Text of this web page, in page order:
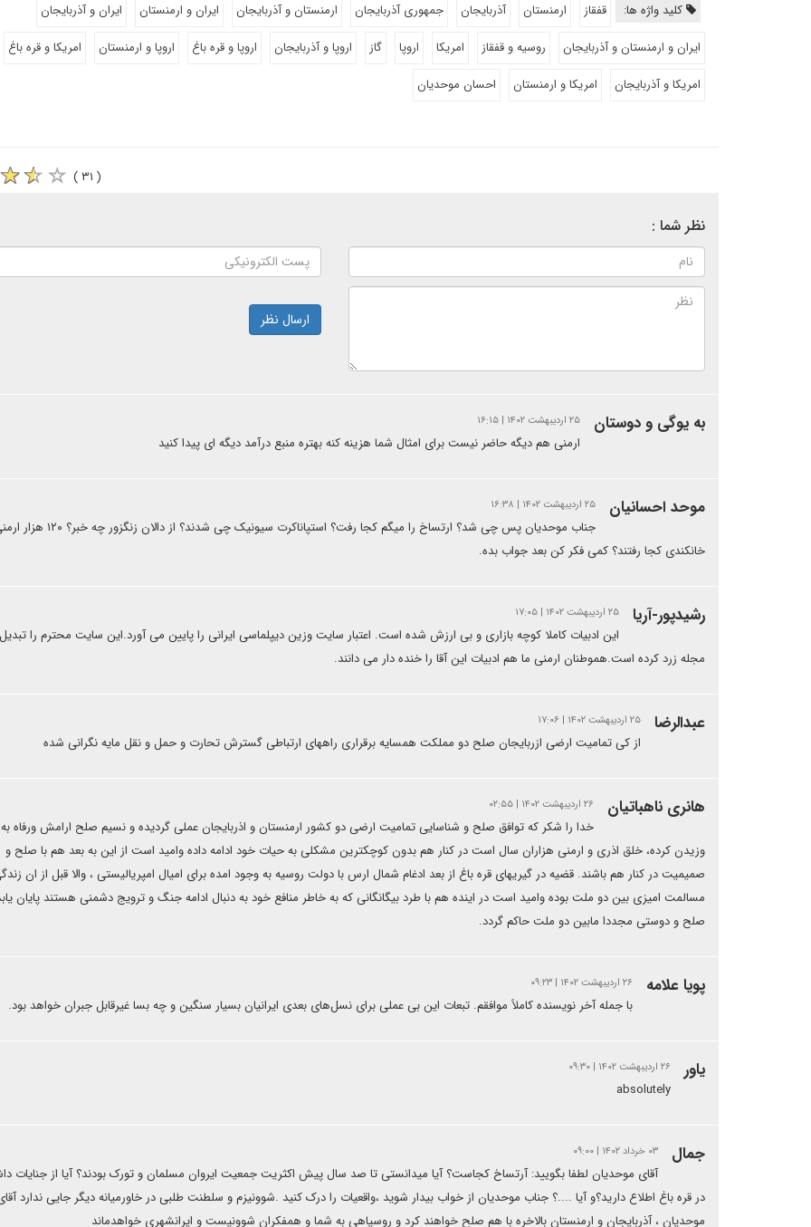
کلید واژه ها: قفقاز ارمنستان آذربایجان جمهوری آذربایجان ارمنستان و آذربایجان ایران و ارمنستان
ایران و آذربایجان
ایران و ارمنستان و آذربایجان
روسیه و قفقاز امریکا اروپا گاز اروپا و آذربایجان اروپا و قره باغ اروپا و ارمنستان
امریکا و قره باغ
امریکا و آذربایجان
امریکا و ارمنستان احسان موحدیان
( ۳۱ )
نظر شما :
ارسال نظر
به یوگی و دوستان ۲۵ اردیبهشت ۱۴۰۲ | ۱۶:۱۵
ارمنی هم دیگه حاضر نیست برای امثال شما هزینه کنه بهتره منبع درآمد دیگه ای پیدا کنید
موحد احسانیان ۲۵ اردیبهشت ۱۴۰۲ | ۱۶:۳۸
جناب موحدیان پس چی شد؟ ارتساخ را میگم کجا رفت؟ استپاناکرت سیونیک چی شدند؟ از دالان زنگزور
خانکندی کجا رفتند؟ کمی فکر کن بعد جواب بده.
رشیدپور-آریا ۲۵ اردیبهشت ۱۴۰۲ | ۱۷:۰۵
این ادبیات کاملا کوچه بازاری و بی ارزش شده است. اعتبار سایت وزین دیپلماسی ایرانی را پایین می آورد.این سایت محترم را
مجله زرد کرده است.هموطنان ارمنی ما هم ادبیات این آقا را خنده دار می دانند.
عبدالرضا ۲۵ اردیبهشت ۱۴۰۲ | ۱۷:۰۶
از کی تمامیت ارضی ازربایجان صلح دو مملکت همسایه برقراری راههای ارتباطی گسترش تحارت و حمل و نقل مایه نگرانی شده
هانری ناهباتیان ۲۶ اردیبهشت ۱۴۰۲ | ۰۲:۵۵
خدا را شکر که توافق صلح و شناسایی تمامیت ارضی دو کشور ارمنستان و اذربایجان عملی گردیده و نسیم صلح ارامش ورفاه
وزیدن کرده، خلق اذری و ارمنی هزاران سال است در کنار هم بدون کوچکترین مشکلی به حیات خود ادامه داده وامید است از این به بعد هم با صلح و
صمیمیت در کنار هم باشند. قضیه در گیریهای قره باغ از بعد ادغام شمال ارس با دولت روسیه به وجود امده برای امیال امپریالیستی ، والا قبل از ان
مسالمت امیزی بین دو ملت بوده وامید است در اینده هم با طرد بیگانگانی که به خاطر منافع خود به دنبال ادامه جنگ و ترویج دشمنی هستند پایان
صلح و دوستی مجددا مابین دو ملت حاکم گردد.
پویا علامه ۲۶ اردیبهشت ۱۴۰۲ | ۰۹:۲۳
با جمله آخر نویسنده کاملاً موافقم. تبعات این بی عملی برای نسل‌های بعدی ایرانیان بسیار سنگین و چه بسا غیرقابل جبران خواهد بود.
یاور ۲۶ اردیبهشت ۱۴۰۲ | ۰۹:۳۰
absolutely
جمال ۰۳ خرداد ۱۴۰۲ | ۰۹:۰۰
آقای موحدیان لطفا بگویید: آرتساخ کجاست؟ آیا میدانستی تا صد سال پیش اکثریت جمعیت ایروان مسلمان و تورک بودند؟ آیا از جنایات
در قره باغ اطلاع دارید؟و آیا ....؟ جناب موحدیان از خواب بیدار شوید ،واقعیات را درک کنید .شوونیزم و سلطنت طلبی در خاورمیانه دیگر جایی ندارد
موحدیان ، آذربایجان و ارمنستان بالاخره با هم صلح خواهند کرد و روسیاهی به شما و همفکران شوونیست و ایرانشهری خواهدماند